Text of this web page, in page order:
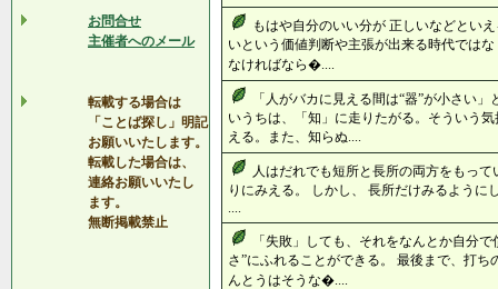
お問合せ
主催者へのメール
転載する場合は
「ことば探し」明記
お願いいたします。
転載した場合は、
連絡お願いいたし
ます。
無断掲載禁止
もはや自分のいい分が 正しいなどとい
いという価値判断や主張が出来る時代では
なければなら�....
「人がバカに見える間は“器”が小さい
いうちは、「知」に走りたがる。そういう
える。また、知らぬ....
人はだれでも短所と長所の両方をもっ
りにみえる。 しかし、 長所だけみるように
....
「失敗」しても、それをなんとか自分
さ”にふれることができる。 最後まで、打ち
んとうはそうな�....